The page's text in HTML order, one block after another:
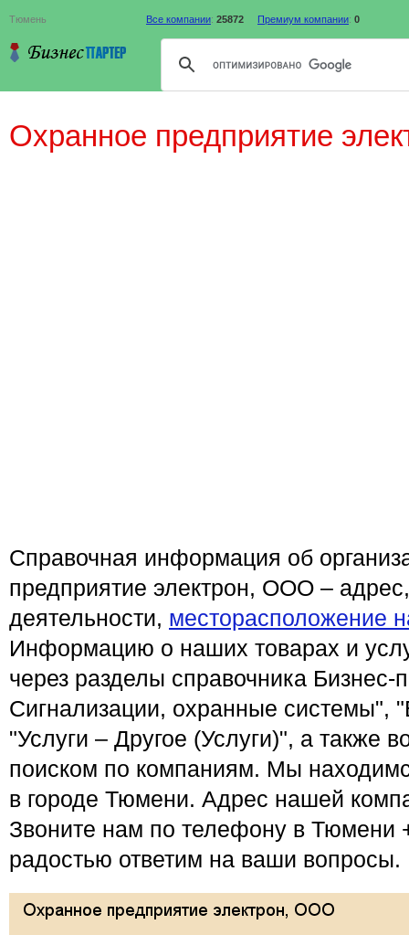
Тюмень Все компании: 25872 Премиум компании: 0
Охранное предприятие
Справочная информация об
предприятие электрон, ООО –
деятельности, месторасположение
Информацию о наших товарах и
через разделы справочника Бизнес-
Сигнализации, охранные системы",
"Услуги – Другое (Услуги)", а также
поиском по компаниям. Мы
в городе Тюмени. Адрес нашей
Звоните нам по телефону в Тюмени
радостью ответим на ваши вопросы.